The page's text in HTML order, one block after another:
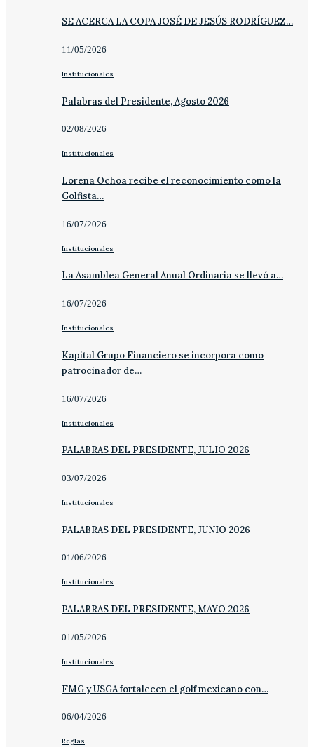
SE ACERCA LA COPA JOSÉ DE JESÚS RODRÍGUEZ…
11/05/2026
Institucionales
Palabras del Presidente, Agosto 2026
02/08/2026
Institucionales
Lorena Ochoa recibe el reconocimiento como la
Golfista…
16/07/2026
Institucionales
La Asamblea General Anual Ordinaria se llevó a…
16/07/2026
Institucionales
Kapital Grupo Financiero se incorpora como
patrocinador de…
16/07/2026
Institucionales
PALABRAS DEL PRESIDENTE, JULIO 2026
03/07/2026
Institucionales
PALABRAS DEL PRESIDENTE, JUNIO 2026
01/06/2026
Institucionales
PALABRAS DEL PRESIDENTE, MAYO 2026
01/05/2026
Institucionales
FMG y USGA fortalecen el golf mexicano con…
06/04/2026
Reglas